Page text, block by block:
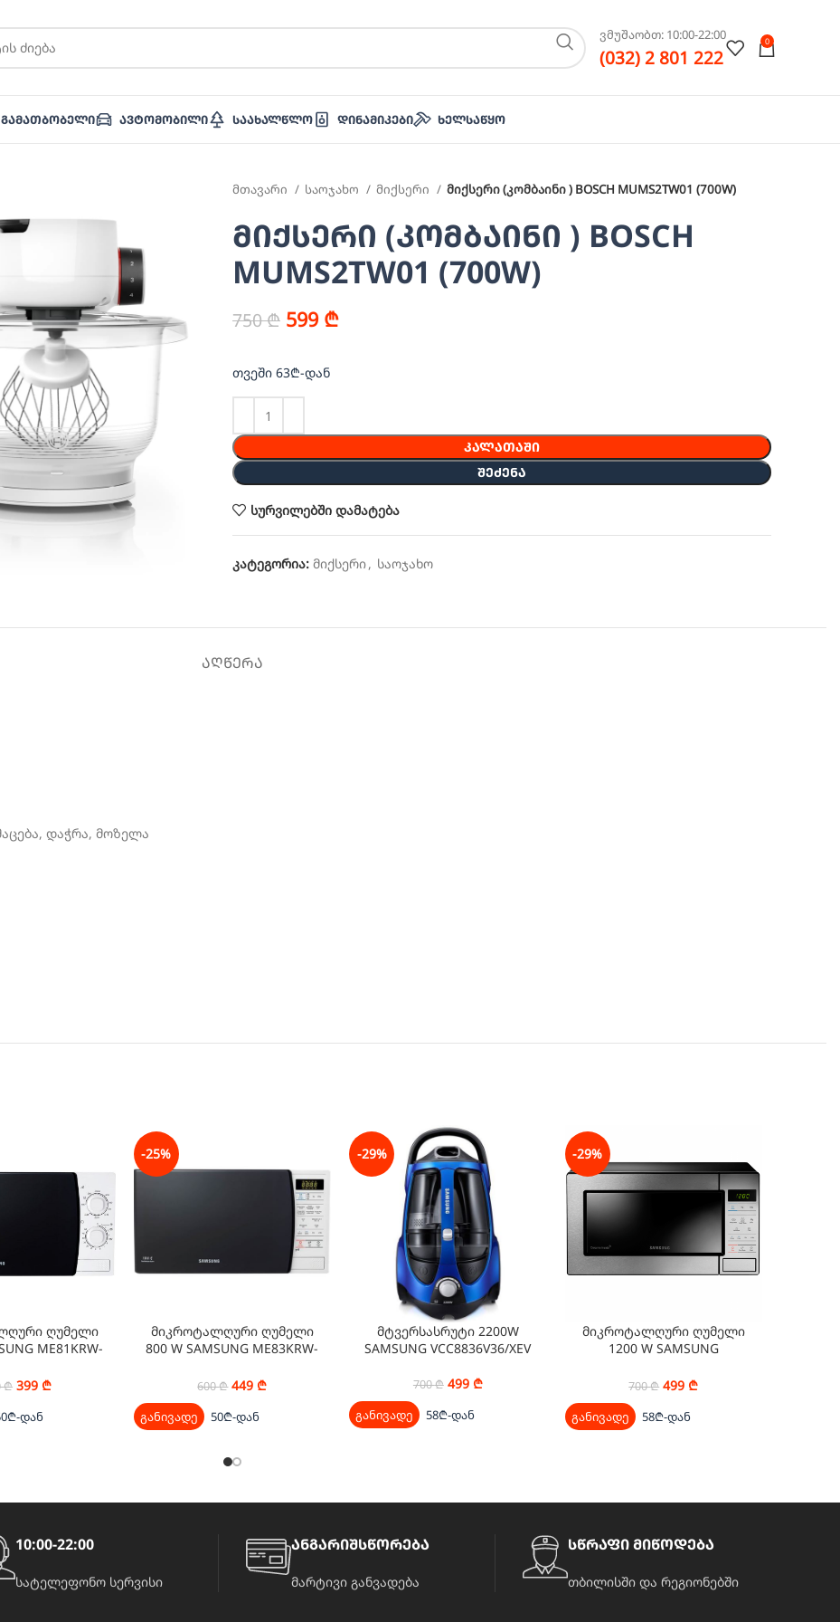
ვმუშაობთ: 10:00-22:00
(032) 2 801 222
0
Გამათბობელი Ავტომობილი Საახალწლო Დინამიკები Ხელსაწყო
მთავარი საოჯახო მიქსერი მიქსერი (კომბაინი ) BOSCH MUMS2TW01 (700W)
მიქსერი (კომბაინი ) BOSCH
MUMS2TW01 (700W)
750₾ 599 ₾
თვეში 63₾-დან
ᲙᲐᲚᲐᲗᲐᲨᲘ
ᲨᲔᲫᲔᲜᲐ
სურვილებში დამატება
კატეგორია: მიქსერი, საოჯახო
ᲐᲦᲬᲔᲠᲐ
დაჭრა, მოზელა
ღუმელი
ME81KRW-
₾ 399 ₾
დან
-25%
მიკროტალღური ღუმელი
800 W SAMSUNG ME83KRW-
600₾ 449 ₾
განივადე 50₾-დან
-29%
მტვერსასრუტი 2200W
SAMSUNG VCC8836V36/XEV
700₾ 499 ₾
განივადე 58₾-დან
-29%
მიკროტალღური ღუმელი
1200 W SAMSUNG
700₾ 499 ₾
განივადე 58₾-დან
10:00-22:00
სატელეფონო სერვისი
ანგარიშსწორება
მარტივი განვადება
სწრაფი მიწოდება
თბილისში და რეგიონებში